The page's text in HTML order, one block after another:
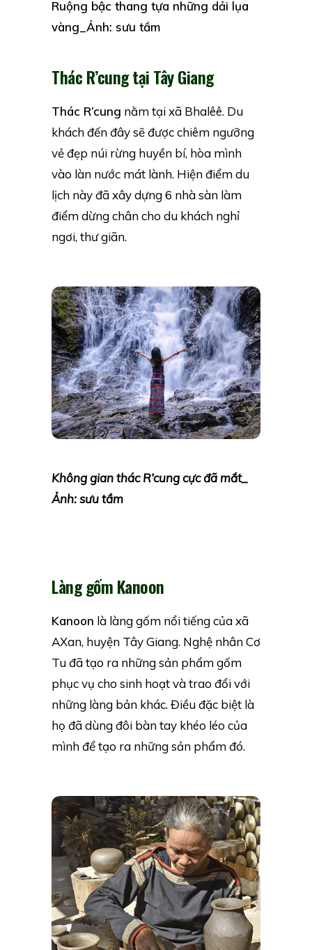
Ruộng bậc thang tựa những dải lụa
vàng_Ảnh: sưu tầm
Thác R’cung tại Tây Giang
Thác R’cung nằm tại xã Bhalêê. Du
khách đến đây sẽ được chiêm ngưỡng
vẻ đẹp núi rừng huyền bí, hòa mình
vào làn nước mát lành. Hiện điểm du
lịch này đã xây dựng 6 nhà sàn làm
điểm dừng chân cho du khách nghỉ
ngơi, thư giãn.
Không gian thác R’cung cực đã mắt_
Ảnh: sưu tầm
Làng gốm Kanoon
Kanoon là làng gốm nổi tiếng của xã
AXan, huyện Tây Giang. Nghệ nhân Cơ
Tu đã tạo ra những sản phẩm gốm
phục vụ cho sinh hoạt và trao đổi với
những làng bản khác. Điều đặc biệt là
họ đã dùng đôi bàn tay khéo léo của
mình để tạo ra những sản phẩm đó.